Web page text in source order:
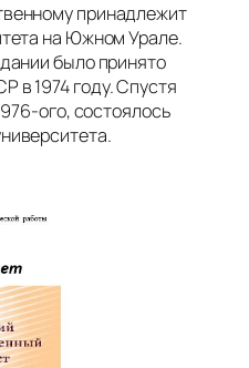
принадлежит
на Южном Урале.
было принято
1974 году. Спустя
ого, состоялось